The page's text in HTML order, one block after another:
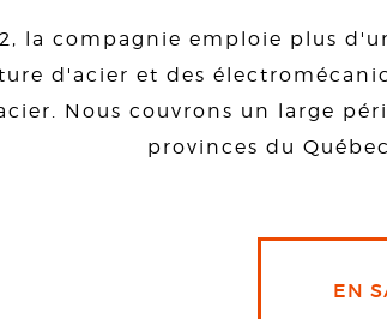
la compagnie emploie plus
d'acier et des
Nous couvrons un large
provinces du
EN